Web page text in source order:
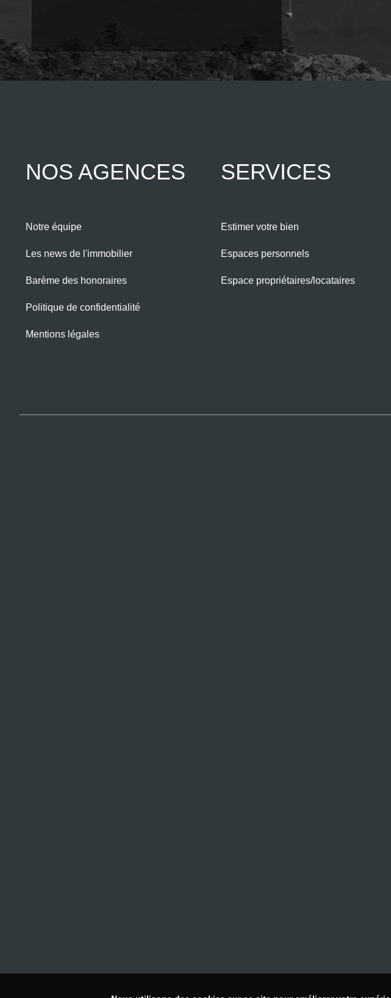
NOS AGENCES
Notre équipe
Les news de l'immobilier
Barème des honoraires
Politique de confidentialité
Mentions légales
SERVICES
Estimer votre bien
Espaces personnels
Espace propriétaires/locataires